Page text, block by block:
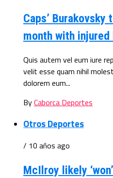
Caps’
month with injured
Quis autem vel eum iure
velit esse quam nihil
dolorem eum...
ByCaborca Deportes
Otros Deportes
/ 10 años ago
McIlroy likely